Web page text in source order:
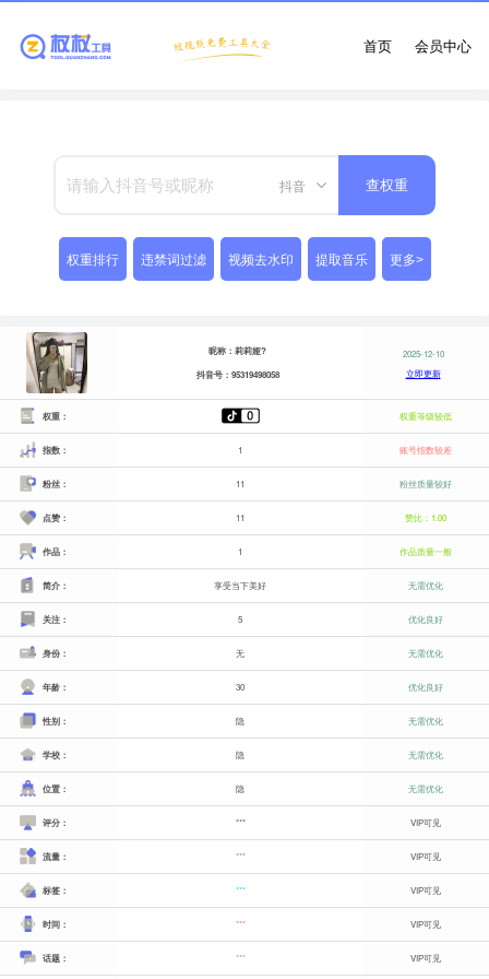
会员中心
首页
抖音 查权重
权重排行 违禁词过滤 视频去水印 提取音乐 更多>
昵称：莉莉娅?
抖音号：95319498058
2025-12-10
立即更新
权重： 权重等级较低
指数： 1 账号指数较差
粉丝： 11 粉丝质量较好
点赞： 11 赞比：1.00
作品： 1 作品质量一般
简介： 享受当下美好 无需优化
关注： 5 优化良好
身份： 无 无需优化
年龄： 30 优化良好
性别： 隐 无需优化
学校： 隐 无需优化
位置： 隐 无需优化
评分： *** VIP可见
流量： *** VIP可见
标签： *** VIP可见
时间： *** VIP可见
话题： *** VIP可见